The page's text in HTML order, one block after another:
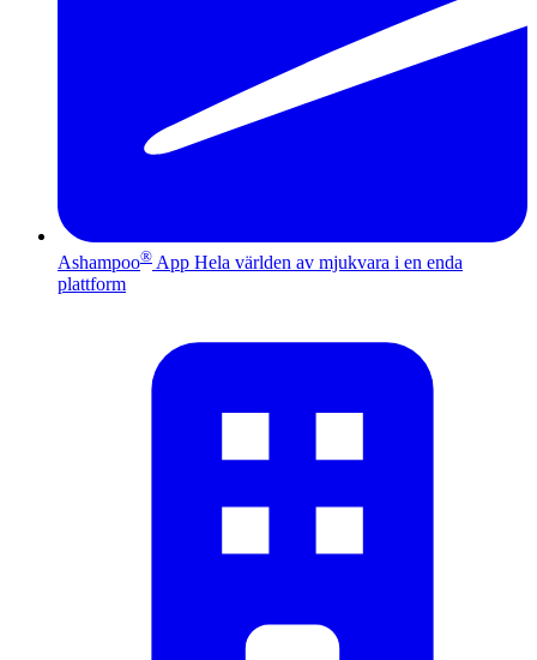
Ashampoo® App Hela världen av mjukvara i en enda
plattform